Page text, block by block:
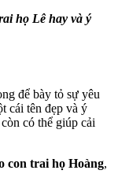
họ Lê hay và ý
để bày tỏ sự yêu
cái tên đẹp và ý
có thể giúp cải
con trai họ Hoàng,